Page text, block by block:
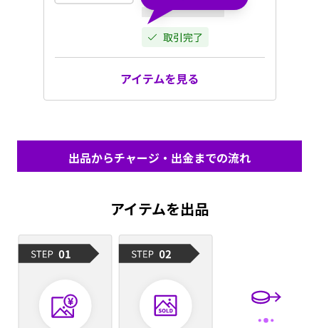
出品からチャージ・出金までの流れ
アイテムを出品